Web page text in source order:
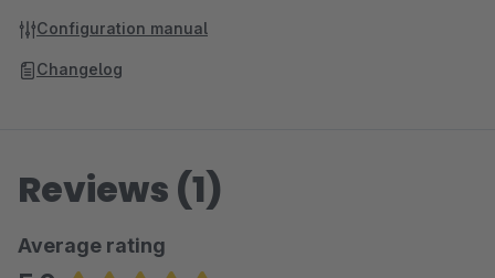
Configuration manual
Changelog
Reviews (1)
Average rating